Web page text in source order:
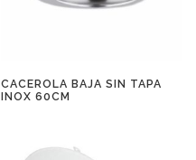
CACEROLA BAJA SIN TAPA
INOX 60CM